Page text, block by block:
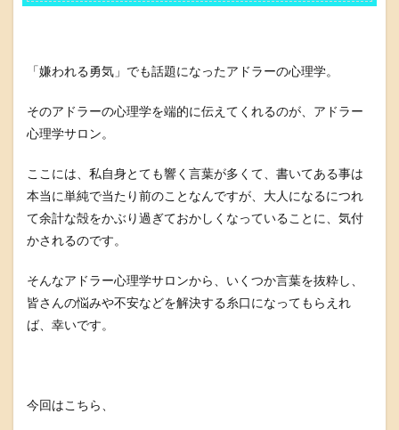
「嫌われる勇気」でも話題になったアドラーの心理学。
そのアドラーの心理学を端的に伝えてくれるのが、アドラー
心理学サロン。
ここには、私自身とても響く言葉が多くて、書いてある事は
本当に単純で当たり前のことなんですが、大人になるにつれ
て余計な殻をかぶり過ぎておかしくなっていることに、気付
かされるのです。
そんなアドラー心理学サロンから、いくつか言葉を抜粋し、
皆さんの悩みや不安などを解決する糸口になってもらえれ
ば、幸いです。
今回はこちら、